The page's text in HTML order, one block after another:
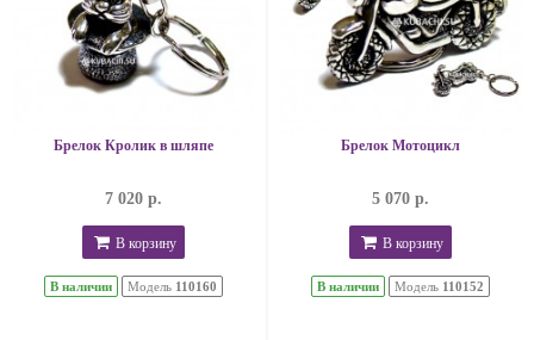
Брелок Кролик в шляпе
7 020 р.
В корзину
В наличии Модель 110160
Брелок Мотоцикл
5 070 р.
В корзину
В наличии Модель 110152